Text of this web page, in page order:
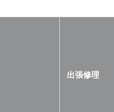
出張修理